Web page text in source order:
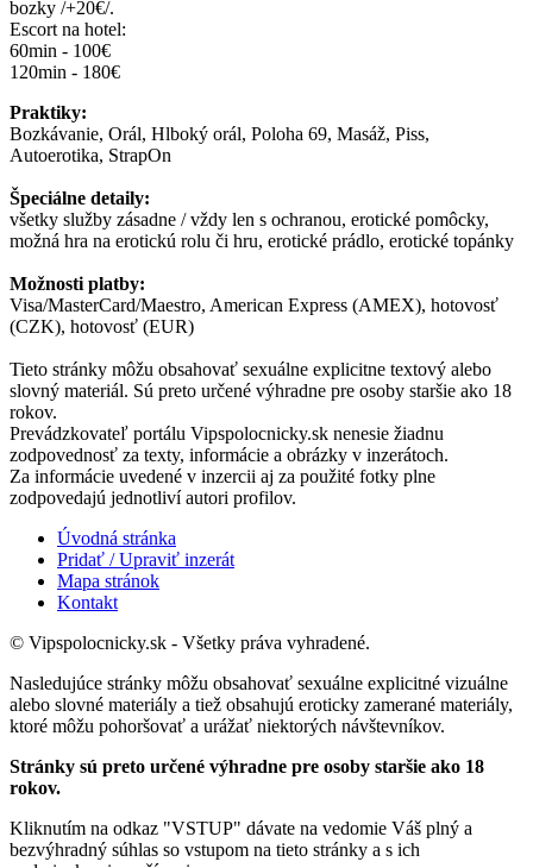
bozky /+20€/.
Escort na hotel:
60min - 100€
120min - 180€
Praktiky:
Bozkávanie, Orál, Hlboký orál, Poloha 69, Masáž, Piss,
Autoerotika, StrapOn
Špeciálne detaily:
všetky služby zásadne / vždy len s ochranou, erotické pomôcky,
možná hra na erotickú rolu či hru, erotické prádlo, erotické topánky
Možnosti platby:
Visa/MasterCard/Maestro, American Express (AMEX), hotovosť
(CZK), hotovosť (EUR)
Tieto stránky môžu obsahovať sexuálne explicitne textový alebo
slovný materiál. Sú preto určené výhradne pre osoby staršie ako 18
rokov.
Prevádzkovateľ portálu Vipspolocnicky.sk nenesie žiadnu
zodpovednosť za texty, informácie a obrázky v inzerátoch.
Za informácie uvedené v inzercii aj za použité fotky plne
zodpovedajú jednotliví autori profilov.
Úvodná stránka
Pridať / Upraviť inzerát
Mapa stránok
Kontakt
© Vipspolocnicky.sk - Všetky práva vyhradené.
Nasledujúce stránky môžu obsahovať sexuálne explicitné vizuálne
alebo slovné materiály a tiež obsahujú eroticky zamerané materiály,
ktoré môžu pohoršovať a urážať niektorých návštevníkov.
Stránky sú preto určené výhradne pre osoby staršie ako 18
rokov.
Kliknutím na odkaz "VSTUP" dávate na vedomie Váš plný a
bezvýhradný súhlas so vstupom na tieto stránky a s ich